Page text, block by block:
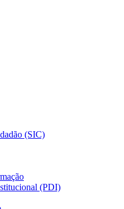
(SIC)
(PDI)